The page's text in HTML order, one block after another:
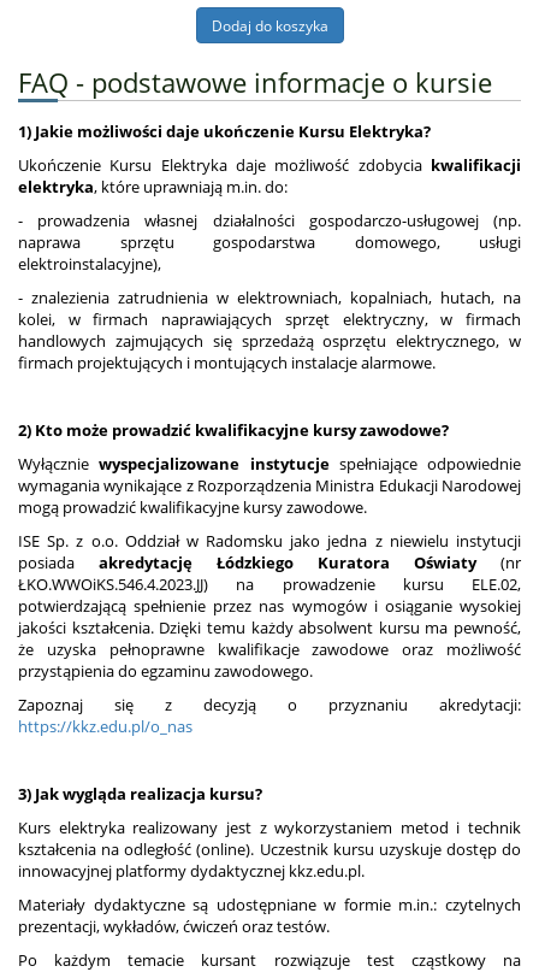
FAQ - podstawowe informacje o kursie
1) Jakie możliwości daje ukończenie Kursu Elektryka?
Ukończenie Kursu Elektryka daje możliwość zdobycia kwalifikacji
elektryka, które uprawniają m.in. do:
- prowadzenia własnej działalności gospodarczo-usługowej (np.
naprawa sprzętu gospodarstwa domowego, usługi
elektroinstalacyjne),
- znalezienia zatrudnienia w elektrowniach, kopalniach, hutach, na
kolei, w firmach naprawiających sprzęt elektryczny, w firmach
handlowych zajmujących się sprzedażą osprzętu elektrycznego, w
firmach projektujących i montujących instalacje alarmowe.
2) Kto może prowadzić kwalifikacyjne kursy zawodowe?
Wyłączniewyspecjalizowane instytucjespełniające odpowiednie
wymagania wynikające z Rozporządzenia Ministra Edukacji Narodowej
mogą prowadzić kwalifikacyjne kursy zawodowe.
ISE Sp. z o.o. Oddział w Radomsku jako jedna z niewielu instytucji
posiada akredytację Łódzkiego Kuratora Oświaty(nr
ŁKO.WWOiKS.546.4.2023.JJ) na prowadzenie kursu ELE.02,
potwierdzającą spełnienie przez nas wymogów i osiąganie wysokiej
jakości kształcenia. Dzięki temu każdy absolwent kursu ma pewność,
że uzyska pełnoprawne kwalifikacje zawodowe oraz możliwość
przystąpienia do egzaminu zawodowego.
Zapoznaj się z decyzją o przyznaniu akredytacji:
https://kkz.edu.pl/o_nas
3) Jak wygląda realizacja kursu?
Kurs elektryka realizowany jest z wykorzystaniem metod i technik
kształcenia na odległość (online). Uczestnik kursu uzyskuje dostęp do
innowacyjnej platformy dydaktycznej kkz.edu.pl.
Materiały dydaktyczne są udostępniane w formie m.in.: czytelnych
prezentacji, wykładów, ćwiczeń oraz testów.
Po każdym temacie kursant rozwiązuje test cząstkowy na